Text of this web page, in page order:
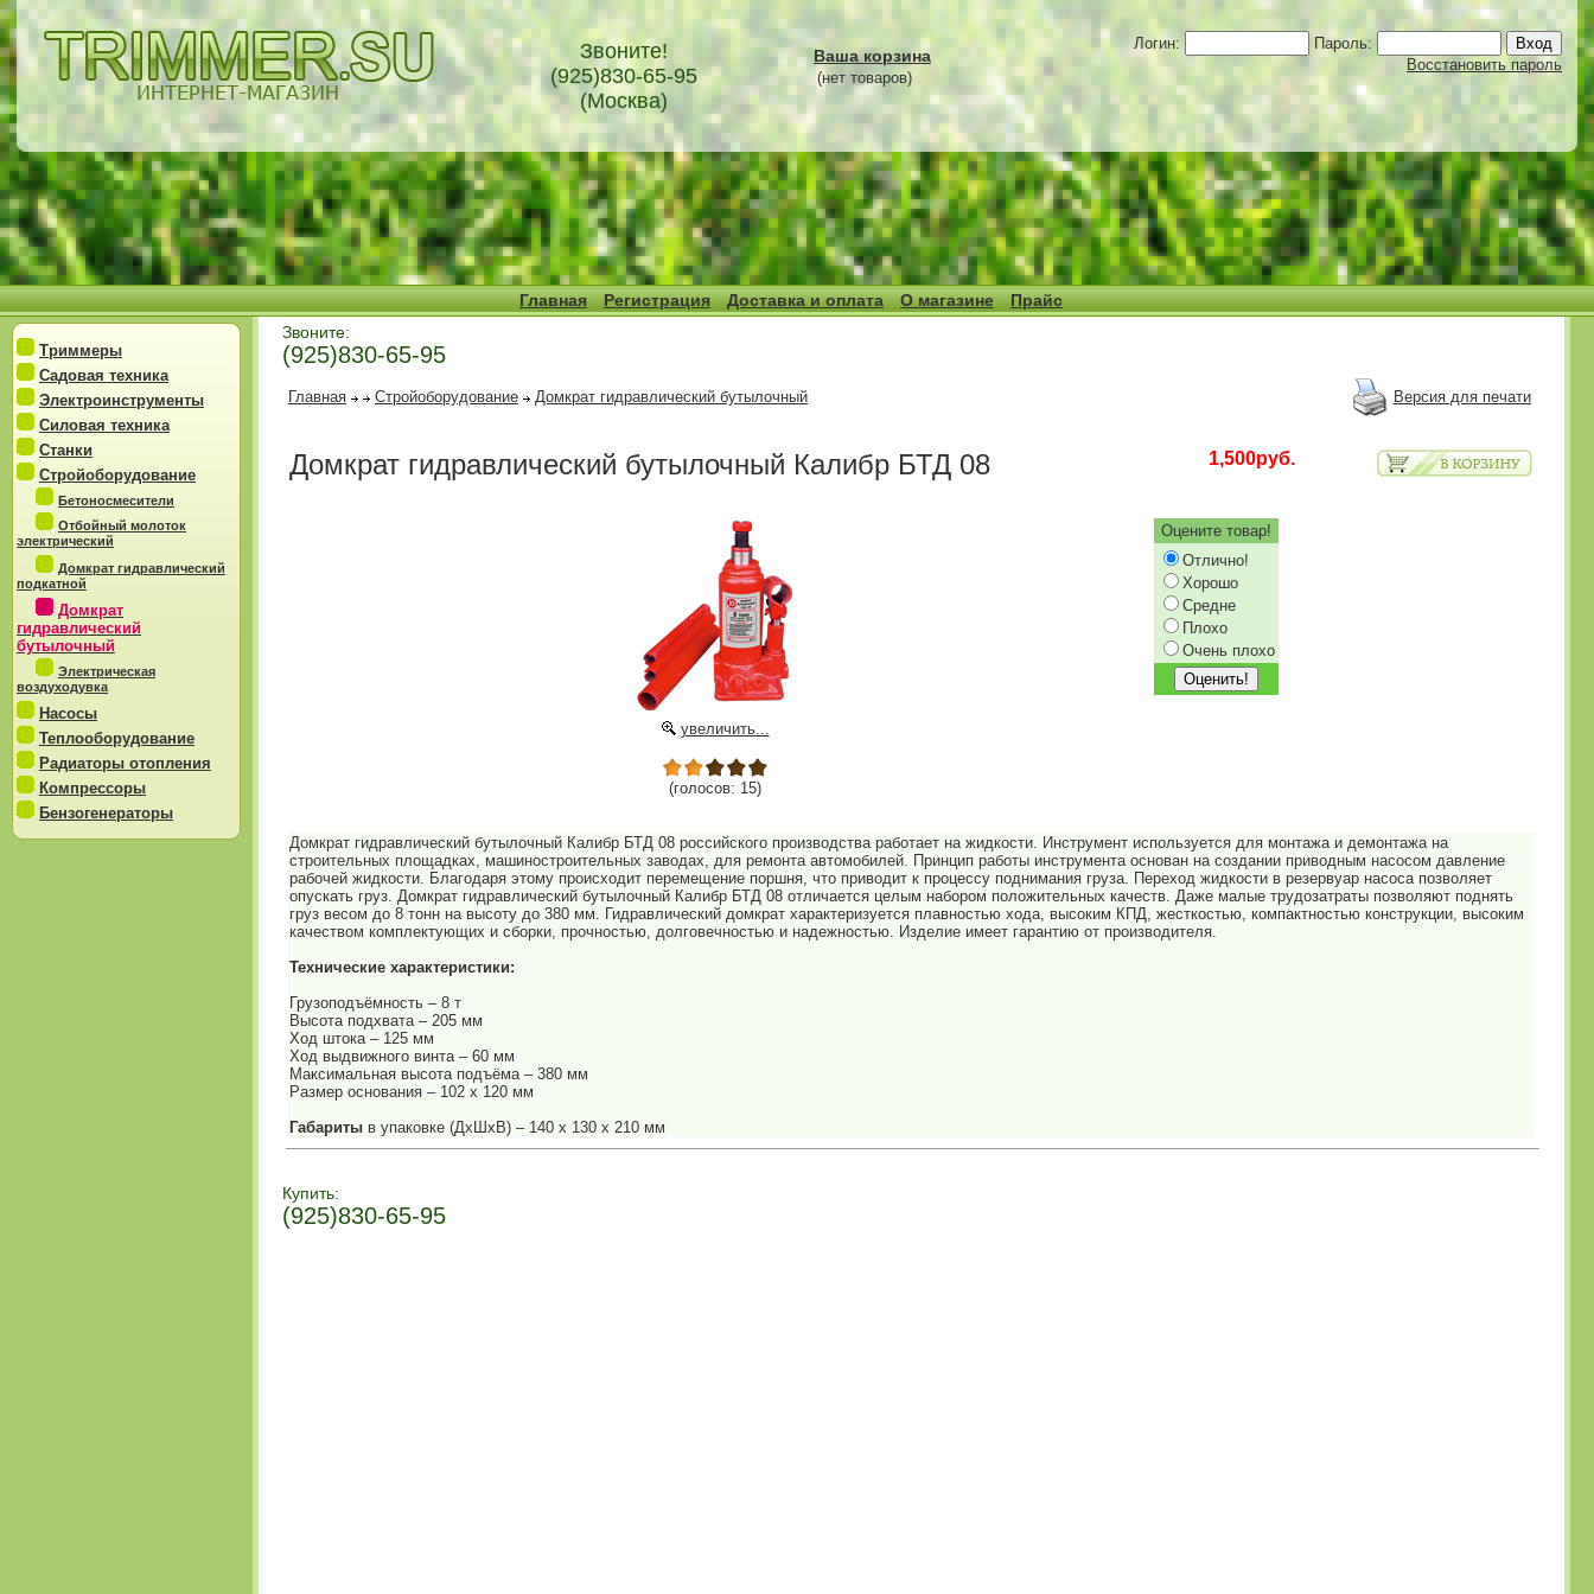
Звоните!
(925)830-65-95
(Москва)
Ваша корзина
(нет товаров)
Логин:
Пароль:
Восстановить пароль
Главная Регистрация Доставка и оплата О магазине Прайс
Триммеры
Садовая техника
Электроинструменты
Силовая техника
Станки
Стройоборудование
Бетоносмесители
Отбойный молоток
электрический
Домкрат гидравлический
подкатной
Домкрат
гидравлический
бутылочный
Электрическая
воздуходувка
Насосы
Теплооборудование
Радиаторы отопления
Компрессоры
Бензогенераторы
Звоните:
(925)830-65-95
Главная Стройоборудование Домкрат гидравлический бутылочный Версия для печати
Домкрат гидравлический бутылочный Калибр БТД 08 1,500руб.
увеличить...
(голосов: 15)
Оцените товар!
Отлично!
Хорошо
Средне
Плохо
Очень плохо
Домкрат гидравлический бутылочный Калибр БТД 08 российского производства работает на жидкости. Инструмент используется для монтажа и демонтажа на
строительных площадках, машиностроительных заводах, для ремонта автомобилей. Принцип работы инструмента основан на создании приводным насосом давление
рабочей жидкости. Благодаря этому происходит перемещение поршня, что приводит к процессу поднимания груза. Переход жидкости в резервуар насоса позволяет
опускать груз. Домкрат гидравлический бутылочный Калибр БТД 08 отличается целым набором положительных качеств. Даже малые трудозатраты позволяют поднять
груз весом до 8 тонн на высоту до 380 мм. Гидравлический домкрат характеризуется плавностью хода, высоким КПД, жесткостью, компактностью конструкции, высоким
качеством комплектующих и сборки, прочностью, долговечностью и надежностью. Изделие имеет гарантию от производителя.
Технические характеристики:
Грузоподъёмность – 8 т
Высота подхвата – 205 мм
Ход штока – 125 мм
Ход выдвижного винта – 60 мм
Максимальная высота подъёма – 380 мм
Размер основания – 102 х 120 мм
Габариты в упаковке (ДхШхВ) – 140 х 130 х 210 мм
Купить:
(925)830-65-95